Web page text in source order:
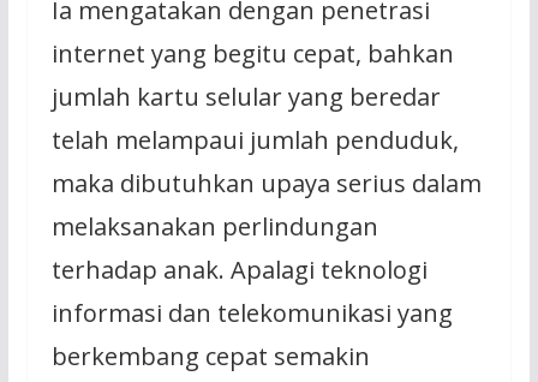
Ia mengatakan dengan penetrasi
internet yang begitu cepat, bahkan
jumlah kartu selular yang beredar
telah melampaui jumlah penduduk,
maka dibutuhkan upaya serius dalam
melaksanakan perlindungan
terhadap anak. Apalagi teknologi
informasi dan telekomunikasi yang
berkembang cepat semakin